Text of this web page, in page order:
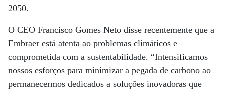
2050.
O CEO Francisco Gomes Neto disse recentemente que a
Embraer está atenta ao problemas climáticos e
comprometida com a sustentabilidade. “Intensificamos
nossos esforços para minimizar a pegada de carbono ao
permanecermos dedicados a soluções inovadoras que